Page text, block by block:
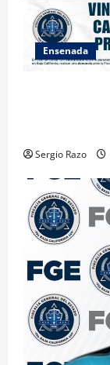
Ensenada
Sergio Razo